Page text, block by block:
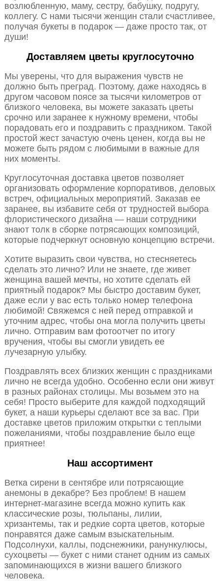
возлюбленную, маму, сестру, бабушку, подругу,
коллегу. С нами тысячи женщин стали счастливее,
получая букеты в подарок — даже просто так, от
души!
Доставляем цветы круглосуточно
Мы уверены, что для выражения чувств не
должно быть преград. Поэтому, даже находясь в
другом часовом поясе за тысячи километров от
близкого человека, вы можете заказать цветы
срочно или заранее к нужному времени, чтобы
порадовать его и поздравить с праздником. Такой
простой жест зачастую очень ценен, когда вы не
можете быть рядом с любимыми в важные для
них моменты.
Круглосуточная доставка цветов позволяет
организовать оформление корпоративов, деловых
встреч, официальных мероприятий. Заказав ее
заранее, вы избавите себя от трудностей выбора
флористического дизайна — наши сотрудники
знают толк в сборке потрясающих композиций,
которые подчеркнут основную концепцию встречи.
Хотите выразить свои чувства, но стесняетесь
сделать это лично? Или не знаете, где живет
женщина вашей мечты, но хотите сделать ей
приятный подарок? Мы быстро доставим букет,
даже если у вас есть только номер телефона
любимой! Свяжемся с ней перед отправкой и
уточним адрес, чтобы она могла получить цветы
лично. Отправим вам фотоотчет по итогу
вручения, чтобы вы смогли увидеть ее
лучезарную улыбку.
Поздравлять всех близких женщин с праздниками
лично не всегда удобно. Особенно если они живут
в разных районах столицы. Мы возьмем это на
себя! Просто выберите для каждой подходящий
букет, а наши курьеры сделают все за вас. При
доставке цветов приложим открытки с теплыми
пожеланиями, чтобы поздравление было еще
приятнее!
Наш ассортимент
Ветка сирени в сентябре или потрясающие
анемоны в декабре? Без проблем! В нашем
интернет-магазине всегда можно купить как
классические розы, тюльпаны, лилии,
хризантемы, так и редкие сорта цветов, которые
понравятся даже самым взыскательным.
Подсолнухи, каллы, подснежники, ранункулюсы,
сухоцветы — букет с ними станет одним из самых
запоминающихся в жизни вашего близкого
человека.